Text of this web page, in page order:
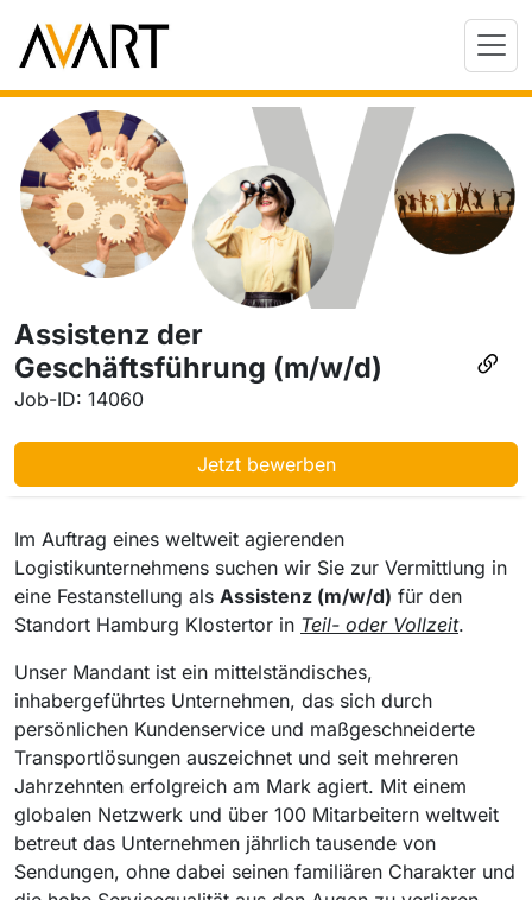
Assistenz der
Geschäftsführung (m/w/d)
Job-ID: 14060
Jetzt bewerben
Im Auftrag eines weltweit agierenden
Logistikunternehmens suchen wir Sie zur Vermittlung in
eine Festanstellung als Assistenz (m/w/d) für den
Standort Hamburg Klostertor in Teil- oder Vollzeit.
Unser Mandant ist ein mittelständisches,
inhabergeführtes Unternehmen, das sich durch
persönlichen Kundenservice und maßgeschneiderte
Transportlösungen auszeichnet und seit mehreren
Jahrzehnten erfolgreich am Mark agiert. Mit einem
globalen Netzwerk und über 100 Mitarbeitern weltweit
betreut das Unternehmen jährlich tausende von
Sendungen, ohne dabei seinen familiären Charakter und